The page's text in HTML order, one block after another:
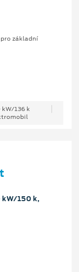
základní
kW/136 k
kW/150 k,